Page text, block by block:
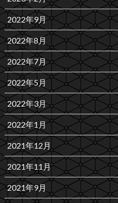
2022年9月
2022年8月
2022年7月
2022年5月
2022年3月
2022年1月
2021年12月
2021年11月
2021年9月